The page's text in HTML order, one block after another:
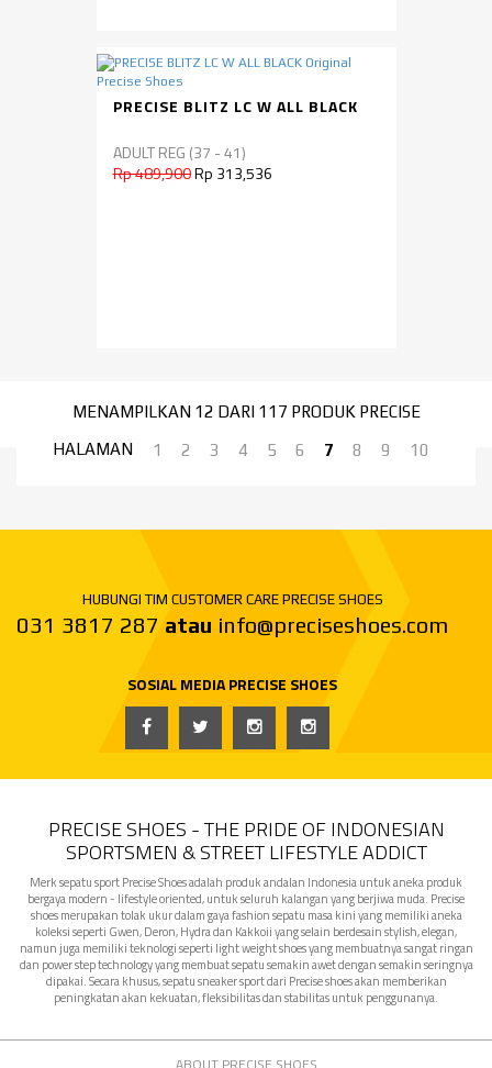
PRECISE BLITZ LC W ALL BLACK
ADULT REG (37 - 41)
Rp 489,900Rp 313,536
MENAMPILKAN 12 DARI 117 PRODUK PRECISE
HALAMAN
1 2 3 4 5 6 7 8 9 10
HUBUNGI TIM CUSTOMER CARE PRECISE SHOES
031 3817 287 atau info@preciseshoes.com
SOSIAL MEDIA PRECISE SHOES
PRECISE SHOES - THE PRIDE OF INDONESIAN
SPORTSMEN & STREET LIFESTYLE ADDICT
Merk sepatu sport Precise Shoes adalah produk andalan Indonesia untuk aneka produk
bergaya modern - lifestyle oriented, untuk seluruh kalangan yang berjiwa muda. Precise
shoes merupakan tolak ukur dalam gaya fashion sepatu masa kini yang memiliki aneka
koleksi seperti Gwen, Deron, Hydra dan Kakkoii yang selain berdesain stylish, elegan,
namun juga memiliki teknologi seperti light weight shoes yang membuatnya sangat ringan
dan power step technology yang membuat sepatu semakin awet dengan semakin seringnya
dipakai. Secara khusus, sepatu sneaker sport dari Precise shoes akan memberikan
peningkatan akan kekuatan, fleksibilitas dan stabilitas untuk penggunanya.